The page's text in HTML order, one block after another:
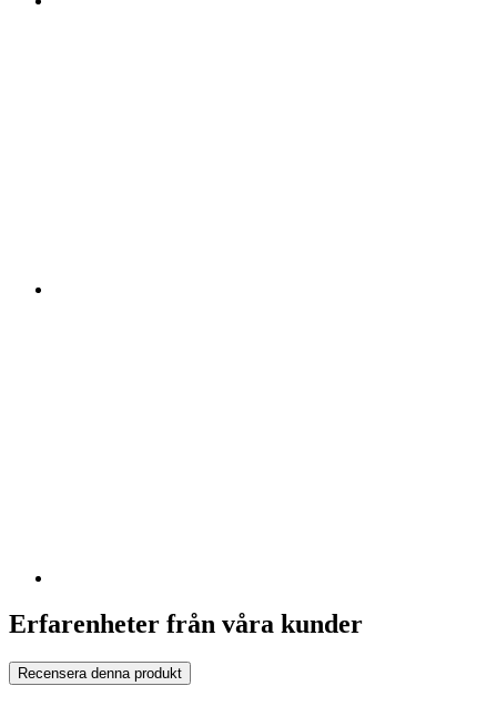
Erfarenheter från våra kunder
Recensera denna produkt